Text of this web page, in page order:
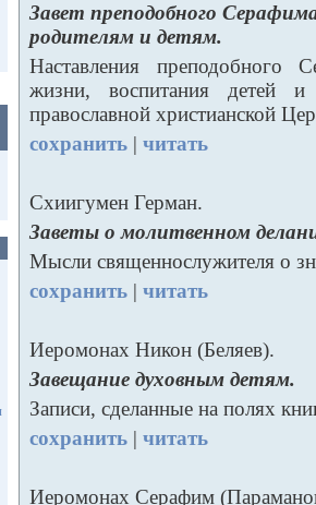
Завет преподобного
родителям и детям.
Наставления преподобного
жизни, воспитания детей
православной христианской
сохранить | читать
Схиигумен Герман.
Заветы о молитвенном
Мысли священнослужителя о
сохранить | читать
Иеромонах Никон (Беляев).
Завещание духовным детям.
Записи, сделанные на полях
сохранить | читать
Иеромонах Серафим